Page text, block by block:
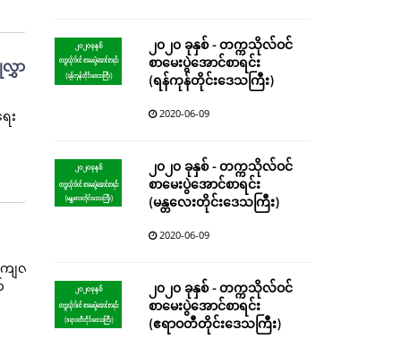
ာ
း
လာ
၂၀၂၀ ခုနှစ် - တက္ကသိုလ်ဝင်
စာမေးပွဲအောင်စာရင်း
(ရန်ကုန်တိုင်းဒေသကြီး)
2020-06-09
၂၀၂၀ ခုနှစ် - တက္ကသိုလ်ဝင်
စာမေးပွဲအောင်စာရင်း
(မန္တလေးတိုင်းဒေသကြီး)
2020-06-09
၂၀၂၀ ခုနှစ် - တက္ကသိုလ်ဝင်
စာမေးပွဲအောင်စာရင်း
(ဧရာဝတီတိုင်းဒေသကြီး)